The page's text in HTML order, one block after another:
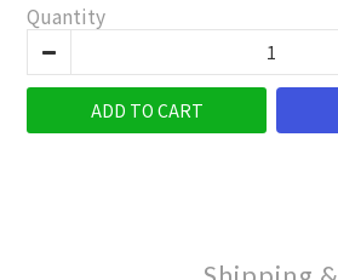
Quantity
ADD TO CART